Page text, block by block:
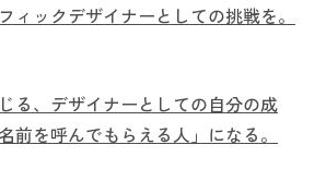
ィックデザイナーとしての挑戦を。
る、デザイナーとしての自分の成
前を呼んでもらえる人」になる。